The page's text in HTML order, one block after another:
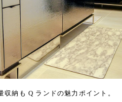
収納も Q ランドの魅力ポイント。